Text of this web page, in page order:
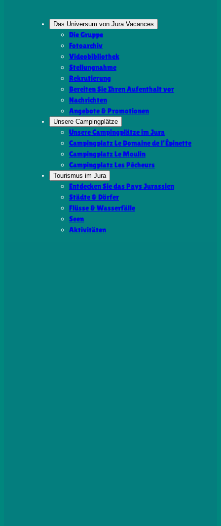
Das Universum von Jura Vacances
Die Gruppe
Fotoarchiv
Videobibliothek
Stellungnahme
Rekrutierung
Bereiten Sie Ihren Aufenthalt vor
Nachrichten
Angebote & Promotionen
Unsere Campingplätze
Unsere Campingplätze im Jura
Campingplatz Le Domaine de l’Épinette
Campingplatz Le Moulin
Campingplatz Les Pêcheurs
Tourismus im Jura
Entdecken Sie das Pays Jurassien
Städte & Dörfer
Flüsse & Wasserfälle
Seen
Aktivitäten